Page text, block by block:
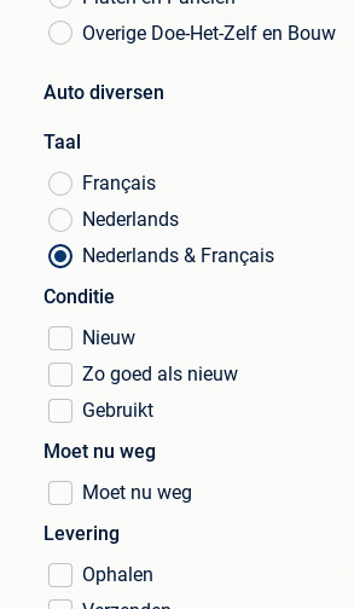
Overige Doe-Het-Zelf en Bouw
Auto diversen
Taal
Français
Nederlands
Nederlands & Français
Conditie
Nieuw
Zo goed als nieuw
Gebruikt
Moet nu weg
Moet nu weg
Levering
Ophalen